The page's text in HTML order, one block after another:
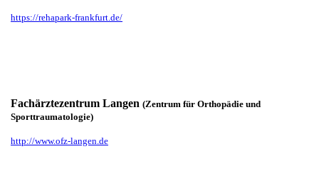
https://rehapark-frankfurt.de/
Fachärztezentrum Langen (Zentrum für Orthopädie und
Sporttraumatologie)
http://www.ofz-langen.de